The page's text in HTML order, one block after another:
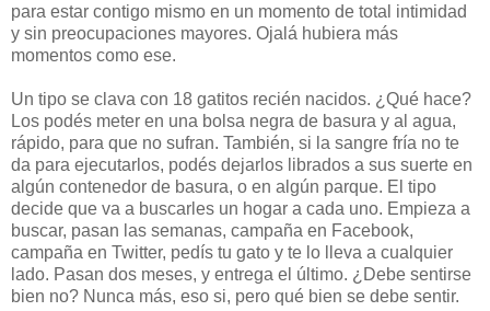
para estar contigo mismo en un momento de total intimidad
y sin preocupaciones mayores. Ojalá hubiera más
momentos como ese.
Un tipo se clava con 18 gatitos recién nacidos. ¿Qué hace?
Los podés meter en una bolsa negra de basura y al agua,
rápido, para que no sufran. También, si la sangre fría no te
da para ejecutarlos, podés dejarlos librados a sus suerte en
algún contenedor de basura, o en algún parque. El tipo
decide que va a buscarles un hogar a cada uno. Empieza a
buscar, pasan las semanas, campaña en Facebook,
campaña en Twitter, pedís tu gato y te lo lleva a cualquier
lado. Pasan dos meses, y entrega el último. ¿Debe sentirse
bien no? Nunca más, eso si, pero qué bien se debe sentir.